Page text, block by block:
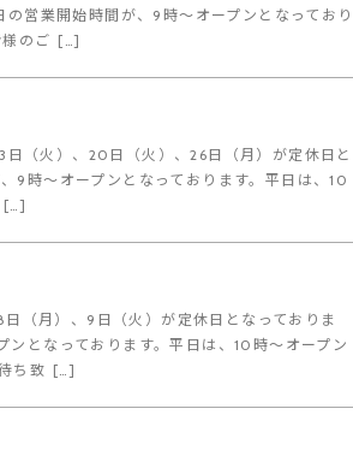
営業開始時間が、9時～オープンとなっており
様のご […]
（火）、20日（火）、26日（月）が定休日と
9時～オープンとなっております。平日は、10
[…]
（月）、9日（火）が定休日となっておりま
となっております。平日は、10時～オープン
ち致 […]